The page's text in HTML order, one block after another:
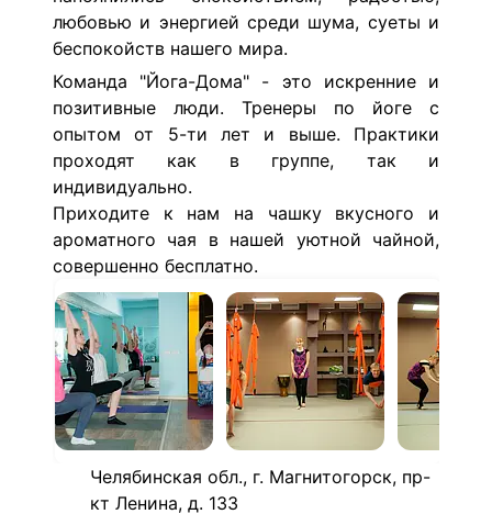
любовью и энергией среди шума, суеты и
беспокойств нашего мира.
Команда "Йога-Дома" - это искренние и
позитивные люди. Тренеры по йоге с
опытом от 5-ти лет и выше. Практики
проходят как в группе, так и
индивидуально.
Приходите к нам на чашку вкусного и
ароматного чая в нашей уютной чайной,
совершенно бесплатно.
Челябинская обл., г. Магнитогорск, пр-
кт Ленина, д. 133